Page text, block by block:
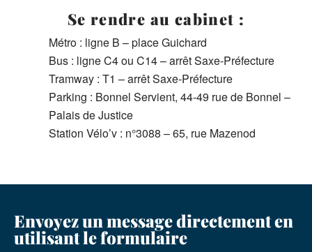
Se rendre au cabinet :
Métro : ligne B – place Guichard
Bus : ligne C4 ou C14 – arrêt Saxe-Préfecture
Tramway : T1 – arrêt Saxe-Préfecture
Parking : Bonnel Servient, 44-49 rue de Bonnel –
Palais de Justice
Station Vélo’v : n°3088 – 65, rue Mazenod
Envoyez un message directement en
utilisant le formulaire